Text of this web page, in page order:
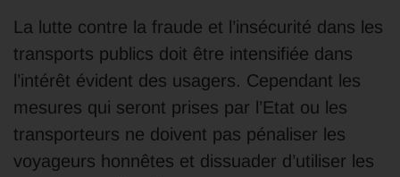
La lutte contre la fraude et l’insécurité dans les
transports publics doit être intensifiée dans
l’intérêt évident des usagers. Cependant les
mesures qui seront prises par l’Etat ou les
transporteurs ne doivent pas pénaliser les
voyageurs honnêtes et dissuader d’utiliser les